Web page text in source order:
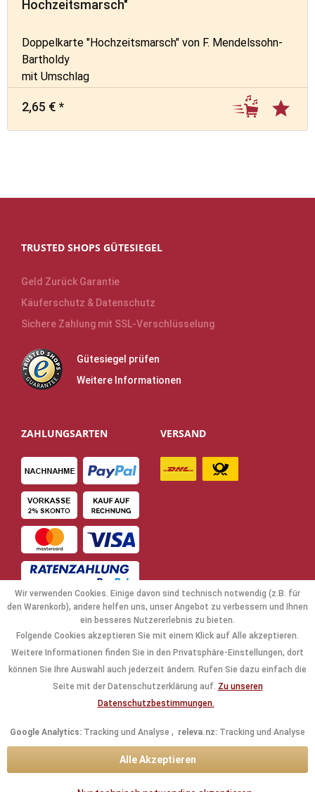
Hochzeitsmarsch"
Doppelkarte "Hochzeitsmarsch" von F. Mendelssohn-
Bartholdy
mit Umschlag
2,65 € *
TRUSTED SHOPS GÜTESIEGEL
Geld Zurück Garantie
Käuferschutz & Datenschutz
Sichere Zahlung mit SSL-Verschlüsselung
Gütesiegel prüfen
Weitere Informationen
ZAHLUNGSARTEN VERSAND
NAVIGATION
INFORMATIONEN
Wir verwenden Cookies. Einige davon sind technisch notwendig (z.B. für
den Warenkorb), andere helfen uns, unser Angebot zu verbessern und Ihnen
ein besseres Nutzererlebnis zu bieten.
Folgende Cookies akzeptieren Sie mit einem Klick auf Alle akzeptieren.
Weitere Informationen finden Sie in den Privatsphäre-Einstellungen, dort
können Sie Ihre Auswahl auch jederzeit ändern. Rufen Sie dazu einfach die
Seite mit der Datenschutzerklärung auf. Zu unseren
Datenschutzbestimmungen.
Google Analytics: Tracking und Analyse , releva.nz: Tracking und Analyse
Alle Akzeptieren